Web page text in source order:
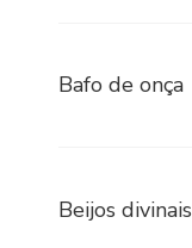
Bafo de onça
Beijos divinais